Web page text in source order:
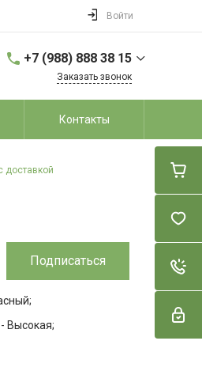
Войти
+7 (988) 888 38 15
г. Динской район, ст.
Заказать звонок
Контакты
доставкой
Подписаться
Высокая;